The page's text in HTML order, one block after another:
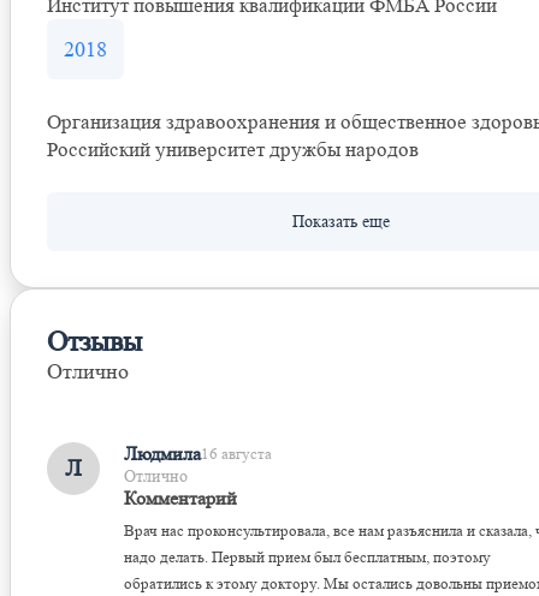
Институт повышения квалификации ФМБА России
2018
Организация здравоохранения и общественное
Российский университет дружбы народов
Отзывы
Отлично
Л
Людмила16 августа
Отлично
Комментарий
Врач нас проконсультировала, все нам разъяснила и сказала,
надо делать. Первый прием был бесплатным, поэтому
обратились к этому доктору. Мы остались довольны